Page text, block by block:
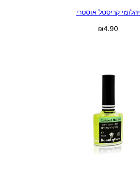
יהלומי קריסטל אוסטרי
₪4.90